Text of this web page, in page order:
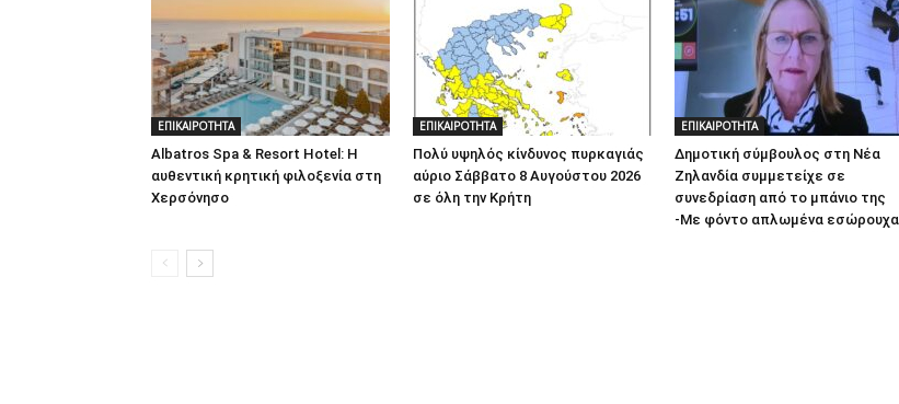
ΕΠΙΚΑΙΡΟΤΗΤΑ
Albatros Spa & Resort Hotel: Η
αυθεντική κρητική φιλοξενία στη
Χερσόνησο
ΕΠΙΚΑΙΡΟΤΗΤΑ
Πολύ υψηλός κίνδυνος πυρκαγιάς
αύριο Σάββατο 8 Αυγούστου 2026
σε όλη την Κρήτη
ΕΠΙΚΑΙΡΟΤΗΤΑ
Δημοτική σύμβουλος στη Νέα
Ζηλανδία συμμετείχε σε
συνεδρίαση από το μπάνιο της
-Με φόντο απλωμένα εσώρουχα